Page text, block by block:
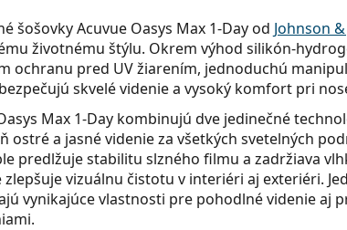
šošovky Acuvue Oasys Max 1-Day od Johnson
životnému štýlu. Okrem výhod silikón-
ochranu pred UV žiarením, jednoduchú
skvelé videnie a vysoký komfort pri
Max 1-Day kombinujú dve jedinečné
ostré a jasné videnie za všetkých svetelných
predlžuje stabilitu slzného filmu a zadržiava
zlepšuje vizuálnu čistotu v interiéri aj exteriéri.
vynikajúce vlastnosti pre pohodlné videnie aj